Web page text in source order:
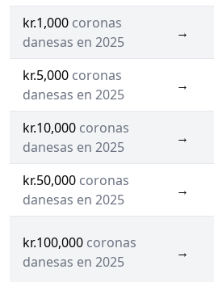
kr.1,000 coronas
danesas en 2025
→
kr.5,000 coronas
danesas en 2025
→
kr.10,000 coronas
danesas en 2025
→
kr.50,000 coronas
danesas en 2025
→
kr.100,000 coronas
danesas en 2025
→